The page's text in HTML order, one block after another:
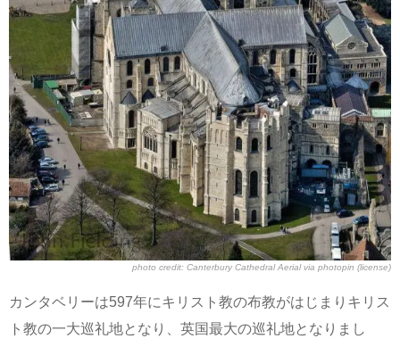
photo credit: Canterbury Cathedral Aerialvia photopin (license)
カンタベリーは597年にキリスト教の布教がはじまりキリス
ト教の一大巡礼地となり、英国最大の巡礼地となりまし